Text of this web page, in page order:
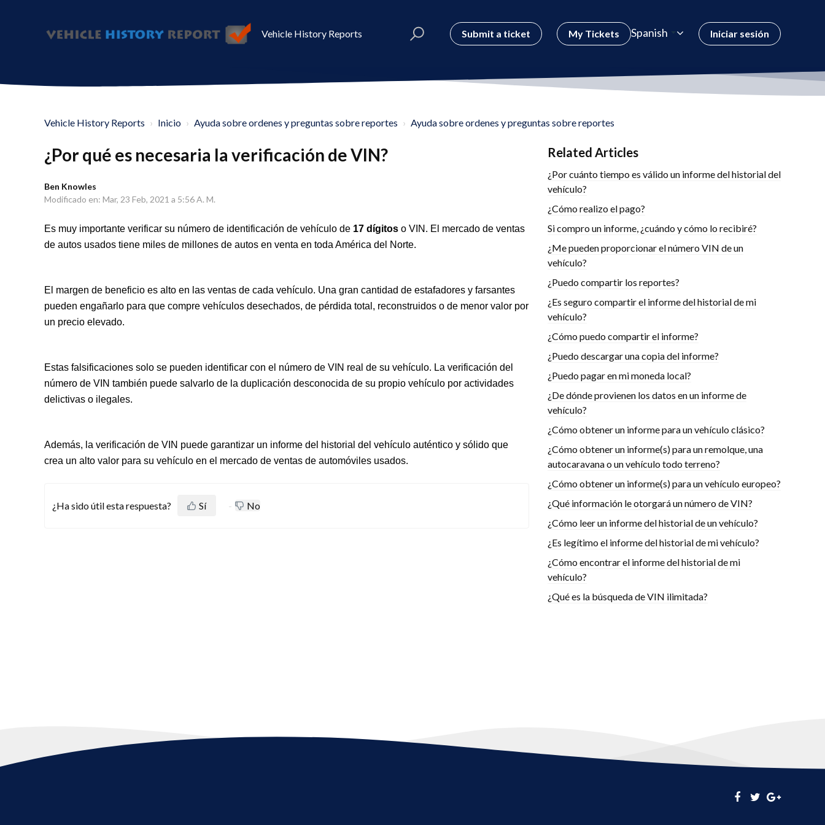
Vehicle History Reports Submit a ticket My Tickets Spanish Iniciar sesión
Vehicle History Reports Inicio Ayuda sobre ordenes y preguntas sobre reportes Ayuda sobre ordenes y preguntas sobre reportes
¿Por qué es necesaria la verificación de VIN?
Ben Knowles
Modificado en: Mar, 23 Feb, 2021 a 5:56 A. M.
Es muy importante verificar su número de identificación de vehículo de 17 dígitos o VIN. El mercado de ventas
de autos usados tiene miles de millones de autos en venta en toda América del Norte.
El margen de beneficio es alto en las ventas de cada vehículo. Una gran cantidad de estafadores y farsantes
pueden engañarlo para que compre vehículos desechados, de pérdida total, reconstruidos o de menor valor por
un precio elevado.
Estas falsificaciones solo se pueden identificar con el número de VIN real de su vehículo. La verificación del
número de VIN también puede salvarlo de la duplicación desconocida de su propio vehículo por actividades
delictivas o ilegales.
Además, la verificación de VIN puede garantizar un informe del historial del vehículo auténtico y sólido que
crea un alto valor para su vehículo en el mercado de ventas de automóviles usados.
¿Ha sido útil esta respuesta? Sí No
Related Articles
¿Por cuánto tiempo es válido un informe del historial del
vehículo?
¿Cómo realizo el pago?
Si compro un informe, ¿cuándo y cómo lo recibiré?
¿Me pueden proporcionar el número VIN de un
vehículo?
¿Puedo compartir los reportes?
¿Es seguro compartir el informe del historial de mi
vehículo?
¿Cómo puedo compartir el informe?
¿Puedo descargar una copia del informe?
¿Puedo pagar en mi moneda local?
¿De dónde provienen los datos en un informe de
vehículo?
¿Cómo obtener un informe para un vehículo clásico?
¿Cómo obtener un informe(s) para un remolque, una
autocaravana o un vehículo todo terreno?
¿Cómo obtener un informe(s) para un vehículo europeo?
¿Qué información le otorgará un número de VIN?
¿Cómo leer un informe del historial de un vehículo?
¿Es legítimo el informe del historial de mi vehículo?
¿Cómo encontrar el informe del historial de mi
vehículo?
¿Qué es la búsqueda de VIN ilimitada?